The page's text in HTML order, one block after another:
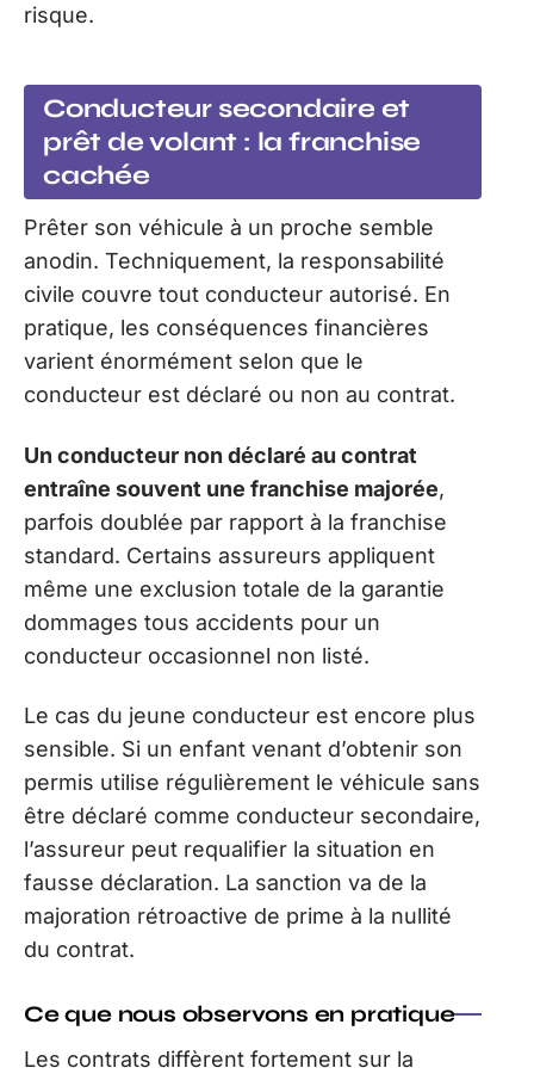
risque.
Conducteur secondaire et
prêt de volant : la franchise
cachée
Prêter son véhicule à un proche semble
anodin. Techniquement, la responsabilité
civile couvre tout conducteur autorisé. En
pratique, les conséquences financières
varient énormément selon que le
conducteur est déclaré ou non au contrat.
Un conducteur non déclaré au contrat
entraîne souvent une franchise majorée,
parfois doublée par rapport à la franchise
standard. Certains assureurs appliquent
même une exclusion totale de la garantie
dommages tous accidents pour un
conducteur occasionnel non listé.
Le cas du jeune conducteur est encore plus
sensible. Si un enfant venant d’obtenir son
permis utilise régulièrement le véhicule sans
être déclaré comme conducteur secondaire,
l’assureur peut requalifier la situation en
fausse déclaration. La sanction va de la
majoration rétroactive de prime à la nullité
du contrat.
Ce que nous observons en pratique
Les contrats diffèrent fortement sur la